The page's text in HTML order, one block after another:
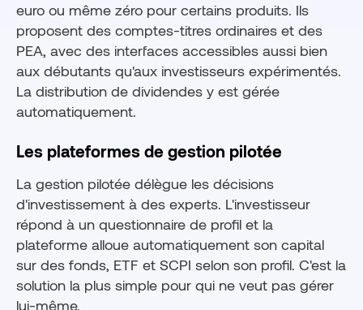
euro ou même zéro pour certains produits. Ils
proposent des comptes-titres ordinaires et des
PEA, avec des interfaces accessibles aussi bien
aux débutants qu'aux investisseurs expérimentés.
La distribution de dividendes y est gérée
automatiquement.
Les plateformes de gestion pilotée
La gestion pilotée délègue les décisions
d'investissement à des experts. L'investisseur
répond à un questionnaire de profil et la
plateforme alloue automatiquement son capital
sur des fonds, ETF et SCPI selon son profil. C'est la
solution la plus simple pour qui ne veut pas gérer
lui-même.